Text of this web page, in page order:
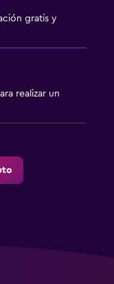
gratis y
realizar un